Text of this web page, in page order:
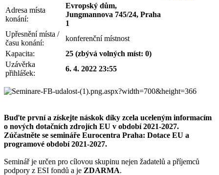
Adresa místa
konání:
Evropský dům,
Jungmannova 745/24, Praha
1
Upřesnění místa /
času konání:
konferenční místnost
Kapacita:
25 (zbývá volných míst: 0)
Uzávěrka
přihlášek:
6. 4. 2022 23:55
Buďte první a získejte náskok díky zcela uceleným informacím
o nových dotačních zdrojích EU v období 2021-2027.
Zúčastněte se semináře Eurocentra Praha: Dotace EU a
programové období 2021-2027.
Seminář je určen pro cílovou skupinu nejen žadatelů a příjemců
podpory z ESI fondů a je ZDARMA.